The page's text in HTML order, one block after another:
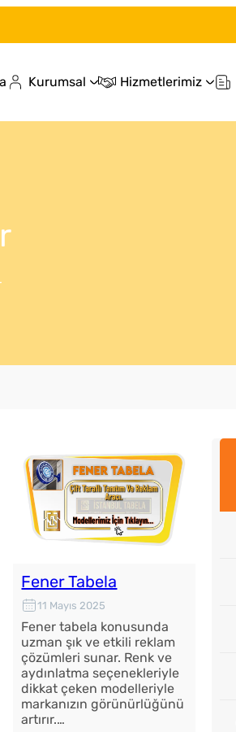
Kurumsal Hizmetlerimiz
Fener Tabela
11 Mayıs 2025
Fener tabela konusunda
uzman şık ve etkili reklam
çözümleri sunar. Renk ve
aydınlatma seçenekleriyle
dikkat çeken modelleriyle
markanızın görünürlüğünü
artırır.…